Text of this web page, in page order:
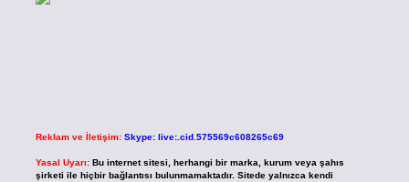
Reklam ve İletişim: Skype: live:.cid.575569c608265c69
Yasal Uyarı: Bu internet sitesi, herhangi bir marka, kurum veya şahıs
şirketi ile hiçbir bağlantısı bulunmamaktadır. Sitede yalnızca kendi